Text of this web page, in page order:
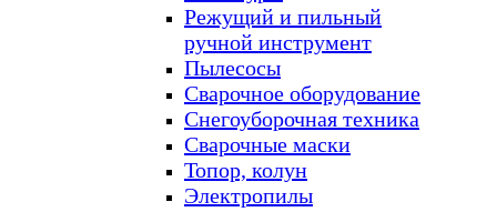
Режущий и пильный
ручной инструмент
Пылесосы
Сварочное оборудование
Снегоуборочная техника
Сварочные маски
Топор, колун
Электропилы